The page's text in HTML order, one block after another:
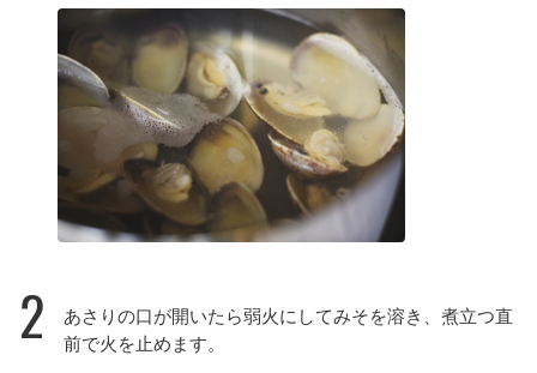
2
あさりの口が開いたら弱火にしてみそを溶き、煮立つ直
前で火を止めます。